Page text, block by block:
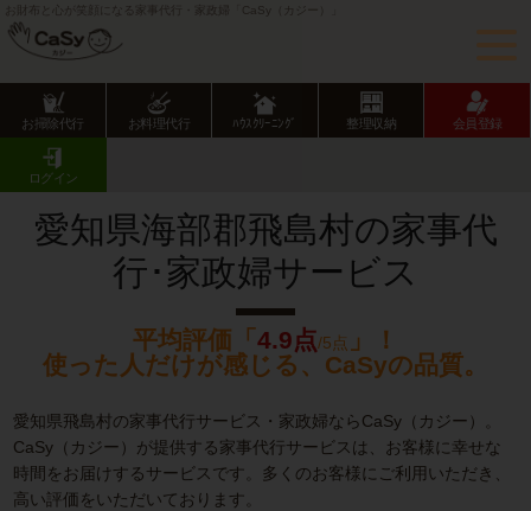
お財布と心が笑顔になる家事代行・家政婦「CaSy（カジー）」
お掃除代行 お料理代行 ﾊｳｽｸﾘｰﾆﾝｸﾞ 整理収納 会員登録
ログイン
CaSy TOP
飛島村の家事代行･家政婦サービス
愛知県海部郡飛島村の家事代
行･家政婦サービス
平均評価「 4.9点/5点
」！
使った人だけが感じる、CaSyの品質。
愛知県飛島村の家事代行サービス・家政婦ならCaSy（カジー）。
CaSy（カジー）が提供する家事代行サービスは、お客様に幸せな
時間をお届けするサービスです。多くのお客様にご利用いただき、
高い評価をいただいております。